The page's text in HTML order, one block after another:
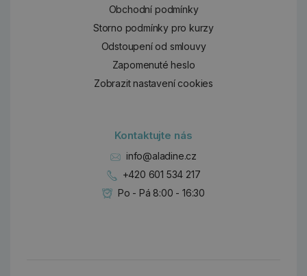
Obchodní podmínky
Storno podmínky pro kurzy
Odstoupení od smlouvy
Zapomenuté heslo
Zobrazit nastavení cookies
Kontaktujte nás
info@aladine.cz
+420 601 534 217
Po - Pá 8:00 - 16:30